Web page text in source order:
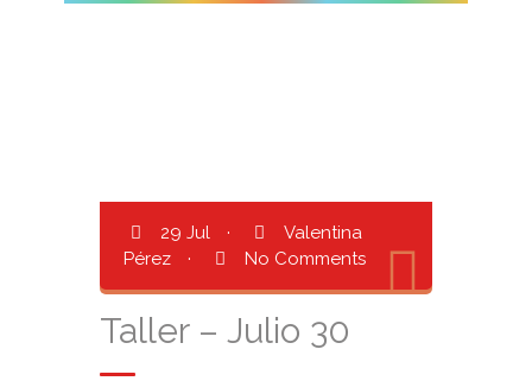
29 Jul ·
Valentina
Pérez
· No Comments
Taller – Julio 30